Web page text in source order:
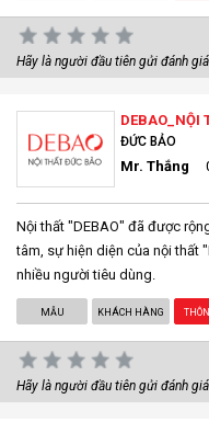
Hãy là người đầu tiên gửi đánh
DEBAO_NỘI
ĐỨC BẢO
Mr. Thắng
Nội thất "DEBAO" đã được
tâm, sự hiện diện của nội thất
nhiều người tiêu dùng.
MẪU KHÁCH HÀNG
Hãy là người đầu tiên gửi đánh